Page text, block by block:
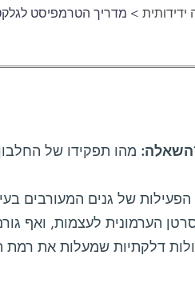
> מדריך הטרמפיסט
השאלה:8?
של גנים המעורבים
הערמונית לעצמות, ואף